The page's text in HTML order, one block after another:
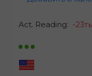
Act. Reading: -